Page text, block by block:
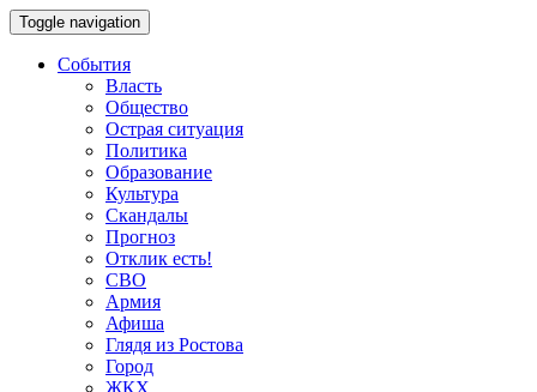
Toggle navigation
События
Власть
Общество
Острая ситуация
Политика
Образование
Культура
Скандалы
Прогноз
Отклик есть!
СВО
Армия
Афиша
Глядя из Ростова
Город
ЖКХ